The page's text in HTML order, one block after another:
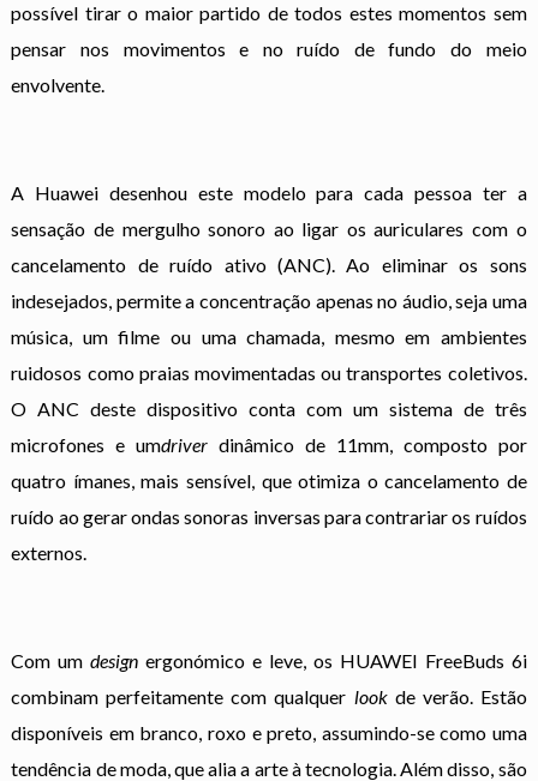
possível tirar o maior partido de todos estes momentos sem
pensar nos movimentos e no ruído de fundo do meio
envolvente.
A Huawei desenhou este modelo para cada pessoa ter a
sensação de mergulho sonoro ao ligar os auriculares com o
cancelamento de ruído ativo (ANC). Ao eliminar os sons
indesejados, permite a concentração apenas no áudio, seja uma
música, um filme ou uma chamada, mesmo em ambientes
ruidosos como praias movimentadas ou transportes coletivos.
O ANC deste dispositivo conta com um sistema de três
microfones e umdriver dinâmico de 11mm, composto por
quatro ímanes, mais sensível, que otimiza o cancelamento de
ruído ao gerar ondas sonoras inversas para contrariar os ruídos
externos.
Com umdesign ergonómico e leve, os HUAWEI FreeBuds 6i
combinam perfeitamente com qualquer lookde verão. Estão
disponíveis em branco, roxo e preto, assumindo-se como uma
tendência de moda, que alia a arte à tecnologia. Além disso, são